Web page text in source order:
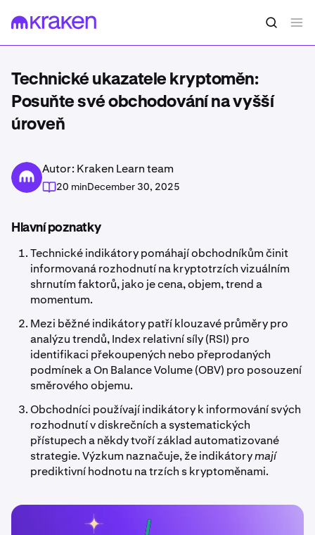
Technické ukazatele kryptoměn:
Posuňte své obchodování na vyšší
úroveň
Autor: Kraken Learn team
20 minDecember 30, 2025
Hlavní poznatky
Technické indikátory pomáhají obchodníkům činit
informovaná rozhodnutí na kryptotrzích vizuálním
shrnutím faktorů, jako je cena, objem, trend a
momentum.
Mezi běžné indikátory patří klouzavé průměry pro
analýzu trendů, Index relativní síly (RSI) pro
identifikaci překoupených nebo přeprodaných
podmínek a On Balance Volume (OBV) pro posouzení
směrového objemu.
Obchodníci používají indikátory k informování svých
rozhodnutí v diskrečních a systematických
přístupech a někdy tvoří základ automatizované
strategie. Výzkum naznačuje, že indikátorymají
prediktivní hodnotu na trzích s kryptoměnami.